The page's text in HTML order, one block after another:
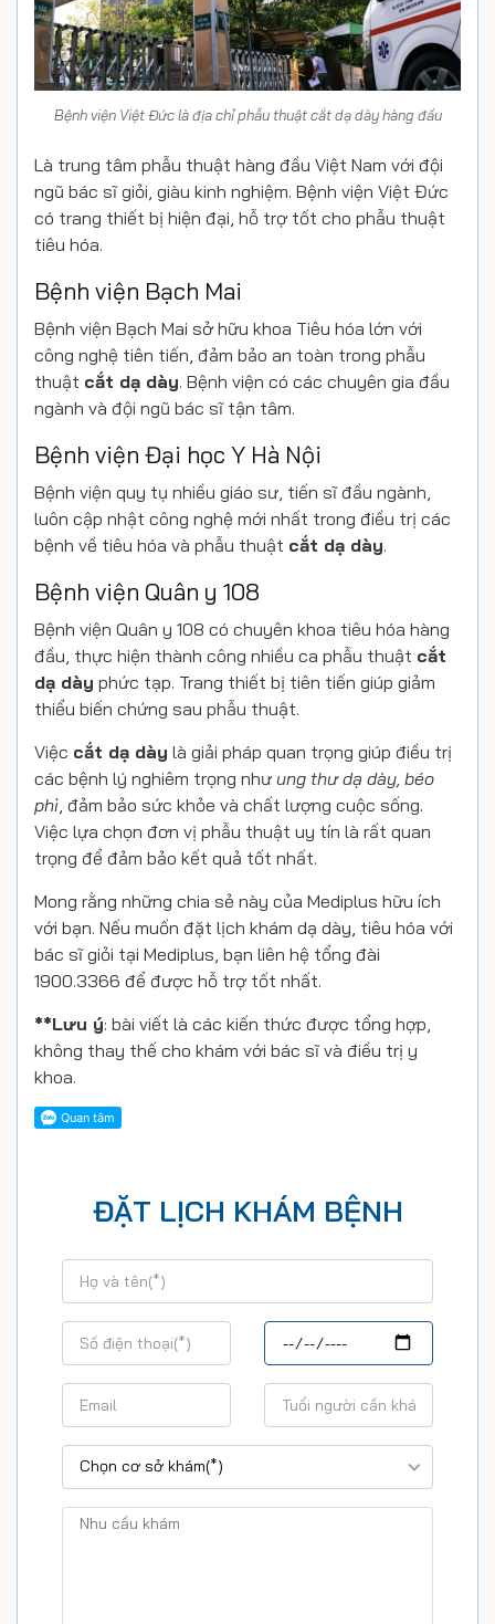
Bệnh viện Việt Đức là địa chỉ phẫu thuật cắt dạ dày hàng đầu
Là trung tâm phẫu thuật hàng đầu Việt Nam với đội
ngũ bác sĩ giỏi, giàu kinh nghiệm. Bệnh viện Việt Đức
có trang thiết bị hiện đại, hỗ trợ tốt cho phẫu thuật
tiêu hóa.
Bệnh viện Bạch Mai
Bệnh viện Bạch Mai sở hữu khoa Tiêu hóa lớn với
công nghệ tiên tiến, đảm bảo an toàn trong phẫu
thuật cắt dạ dày. Bệnh viện có các chuyên gia đầu
ngành và đội ngũ bác sĩ tận tâm.
Bệnh viện Đại học Y Hà Nội
Bệnh viện quy tụ nhiều giáo sư, tiến sĩ đầu ngành,
luôn cập nhật công nghệ mới nhất trong điều trị các
bệnh về tiêu hóa và phẫu thuật cắt dạ dày.
Bệnh viện Quân y 108
Bệnh viện Quân y 108 có chuyên khoa tiêu hóa hàng
đầu, thực hiện thành công nhiều ca phẫu thuật cắt
dạ dày phức tạp. Trang thiết bị tiên tiến giúp giảm
thiểu biến chứng sau phẫu thuật.
Việc cắt dạ dày là giải pháp quan trọng giúp điều trị
các bệnh lý nghiêm trọng như ung thư dạ dày, béo
phì , đảm bảo sức khỏe và chất lượng cuộc sống.
Việc lựa chọn đơn vị phẫu thuật uy tín là rất quan
trọng để đảm bảo kết quả tốt nhất.
Mong rằng những chia sẻ này của Mediplus hữu ích
với bạn. Nếu muốn đặt lịch khám dạ dày, tiêu hóa với
bác sĩ giỏi tại Mediplus, bạn liên hệ tổng đài
1900.3366 để được hỗ trợ tốt nhất.
**Lưu ý: bài viết là các kiến thức được tổng hợp,
không thay thế cho khám với bác sĩ và điều trị y
khoa.
ĐẶT LỊCH KHÁM BỆNH